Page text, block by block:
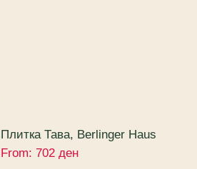
Плитка Тава, Berlinger Haus
Sahara Collection
From: 702 ден